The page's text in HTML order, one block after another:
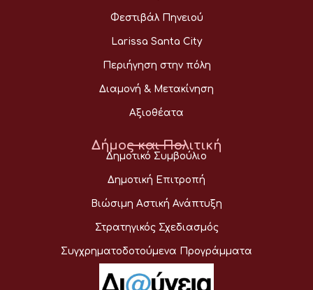
Φεστιβάλ Πηνειού
Larissa Santa City
Περιήγηση στην πόλη
Διαμονή & Μετακίνηση
Αξιοθέατα
Δήμος και Πολιτική
Δημοτικό Συμβούλιο
Δημοτική Επιτροπή
Βιώσιμη Αστική Ανάπτυξη
Στρατηγικός Σχεδιασμός
Συγχρηματοδοτούμενα Προγράμματα